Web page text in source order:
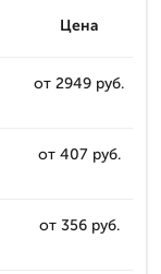
Цена
от 2949 руб.
от 407 руб.
от 356 руб.